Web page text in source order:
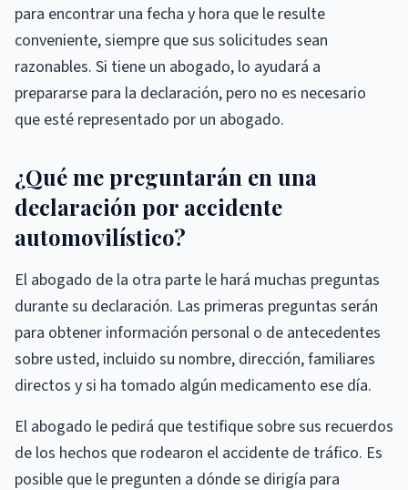
para encontrar una fecha y hora que le resulte
conveniente, siempre que sus solicitudes sean
razonables. Si tiene un abogado, lo ayudará a
prepararse para la declaración, pero no es necesario
que esté representado por un abogado.
¿Qué me preguntarán en una
declaración por accidente
automovilístico?
El abogado de la otra parte le hará muchas preguntas
durante su declaración. Las primeras preguntas serán
para obtener información personal o de antecedentes
sobre usted, incluido su nombre, dirección, familiares
directos y si ha tomado algún medicamento ese día.
El abogado le pedirá que testifique sobre sus recuerdos
de los hechos que rodearon el accidente de tráfico. Es
posible que le pregunten a dónde se dirigía para